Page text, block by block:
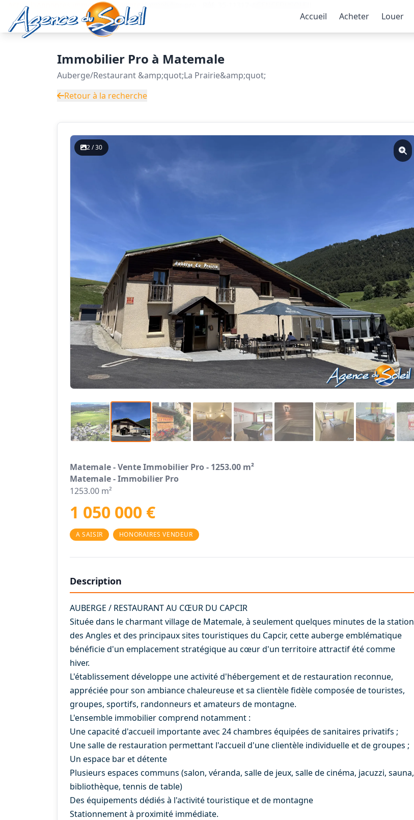
Aller au contenu principal
Accueil
Acheter Louer
Accueil Annonces immobilières Vente Immobilier pro - Réf. 35-11317-AGENCEDUSOLEIL
Immobilier Pro à Matemale
Auberge/Restaurant &amp;quot;La Prairie&amp;quot;
Retour à la recherche
2 / 30
Matemale - Vente Immobilier Pro - 1253.00 m²
Matemale - Immobilier Pro
1253.00 m²
1 050 000 €
A SAISIR HONORAIRES VENDEUR
Description
AUBERGE / RESTAURANT AU CŒUR DU CAPCIR
Située dans le charmant village de Matemale, à seulement quelques minutes de la station
des Angles et des principaux sites touristiques du Capcir, cette auberge emblématique
bénéficie d'un emplacement stratégique au cœur d'un territoire attractif été comme
hiver.
L'établissement développe une activité d'hébergement et de restauration reconnue,
appréciée pour son ambiance chaleureuse et sa clientèle fidèle composée de touristes,
groupes, sportifs, randonneurs et amateurs de montagne.
L'ensemble immobilier comprend notamment :
Une capacité d'accueil importante avec 24 chambres équipées de sanitaires privatifs ;
Une salle de restauration permettant l'accueil d'une clientèle individuelle et de groupes ;
Un espace bar et détente
Plusieurs espaces communs (salon, véranda, salle de jeux, salle de cinéma, jacuzzi, sauna,
bibliothèque, tennis de table)
Des équipements dédiés à l'activité touristique et de montagne
Stationnement à proximité immédiate.